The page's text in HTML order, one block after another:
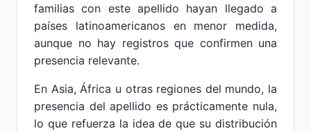
familias con este apellido hayan llegado a
países latinoamericanos en menor medida,
aunque no hay registros que confirmen una
presencia relevante.
En Asia, África u otras regiones del mundo, la
presencia del apellido es prácticamente nula,
lo que refuerza la idea de que su distribución